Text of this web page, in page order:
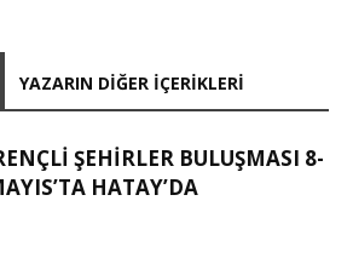
YAZARIN DIĞER İÇERIKLERI
ŞEHİRLER BULUŞMASI 8-
HATAY’DA